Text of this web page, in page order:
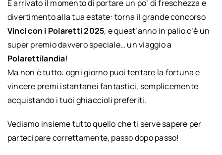
È arrivato il momento di portare un po’ di freschezza e
divertimento alla tua estate: torna il grande concorso
Vinci con i Polaretti 2025, e quest’anno in palio c’è un
super premio davvero speciale… un viaggio a
Polarettilandia!
Ma non è tutto: ogni giorno puoi tentare la fortuna e
vincere premi istantanei fantastici, semplicemente
acquistando i tuoi ghiaccioli preferiti.
Vediamo insieme tutto quello che ti serve sapere per
partecipare correttamente, passo dopo passo!